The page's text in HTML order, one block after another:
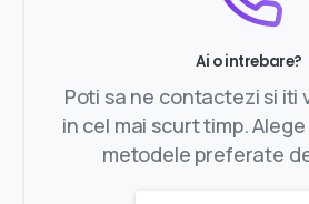
Ai o intrebare?
Poti sa ne contactezi si iti
in cel mai scurt timp.
metodele preferate